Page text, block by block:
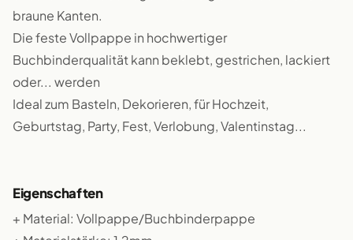
braune Kanten.
Die feste Vollpappe in hochwertiger
Buchbinderqualität kann beklebt, gestrichen, lackiert
oder... werden
Ideal zum Basteln, Dekorieren, für Hochzeit,
Geburtstag, Party, Fest, Verlobung, Valentinstag...
Eigenschaften
+ Material: Vollpappe/Buchbinderpappe